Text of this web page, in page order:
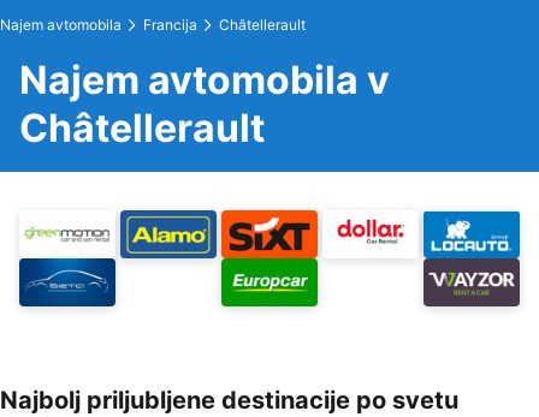
Najem avtomobila Francija Châtellerault
Najem avtomobila v
Châtellerault
Najbolj priljubljene destinacije po svetu